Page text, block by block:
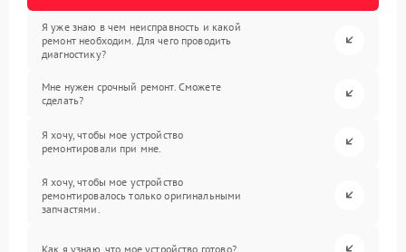
Я уже знаю в чем неисправность и какой
ремонт необходим. Для чего проводить
диагностику?
Мне нужен срочный ремонт. Сможете
сделать?
Я хочу, чтобы мое устройство
ремонтировали при мне.
Я хочу, чтобы мое устройство
ремонтировалось только оригинальными
запчастями.
Как я узнаю, что мое устройство готово?